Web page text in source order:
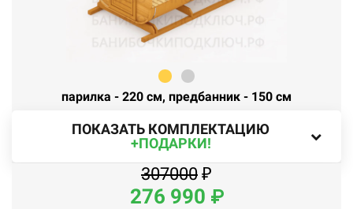
парилка - 220 см, предбанник - 150 см
ПОКАЗАТЬ КОМПЛЕКТАЦИЮ
+ПОДАРКИ!
307000 ₽
276 990 ₽